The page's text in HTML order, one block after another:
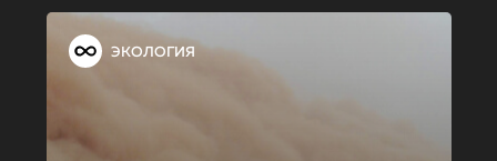
ЭКОЛОГИЯ